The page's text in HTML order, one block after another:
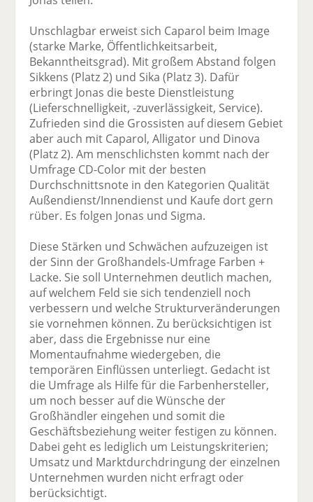
Unschlagbar erweist sich Caparol beim Image
(starke Marke, Öffentlichkeitsarbeit,
Bekanntheitsgrad). Mit großem Abstand folgen
Sikkens (Platz 2) und Sika (Platz 3). Dafür
erbringt Jonas die beste Dienstleistung
(Lieferschnelligkeit, -zuverlässigkeit, Service).
Zufrieden sind die Grossisten auf diesem Gebiet
aber auch mit Caparol, Alligator und Dinova
(Platz 2). Am menschlichsten kommt nach der
Umfrage CD-Color mit der besten
Durchschnittsnote in den Kategorien Qualität
Außendienst/Innendienst und Kaufe dort gern
rüber. Es folgen Jonas und Sigma.
Diese Stärken und Schwächen aufzuzeigen ist
der Sinn der Großhandels-Umfrage Farben +
Lacke. Sie soll Unternehmen deutlich machen,
auf welchem Feld sie sich tendenziell noch
verbessern und welche Strukturveränderungen
sie vornehmen können. Zu berücksichtigen ist
aber, dass die Ergebnisse nur eine
Momentaufnahme wiedergeben, die
temporären Einflüssen unterliegt. Gedacht ist
die Umfrage als Hilfe für die Farbenhersteller,
um noch besser auf die Wünsche der
Großhändler eingehen und somit die
Geschäftsbeziehung weiter festigen zu können.
Dabei geht es lediglich um Leistungskriterien;
Umsatz und Marktdurchdringung der einzelnen
Unternehmen wurden nicht erfragt oder
berücksichtigt.